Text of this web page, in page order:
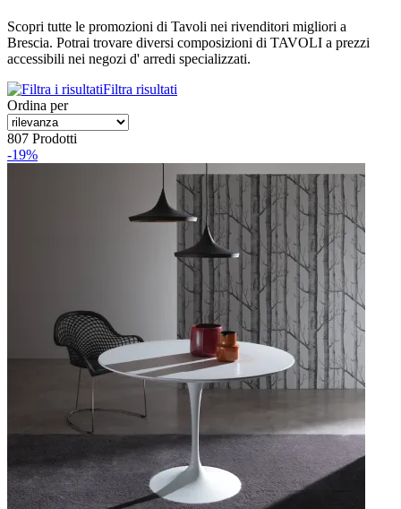
Scopri tutte le promozioni di Tavoli nei rivenditori migliori a
Brescia. Potrai trovare diversi composizioni di TAVOLI a prezzi
accessibili nei negozi d' arredi specializzati.
Filtra risultati
Ordina per
807 Prodotti
-19%